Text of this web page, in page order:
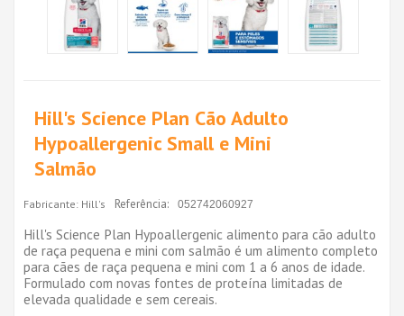
Hill's Science Plan Cão Adulto
Hypoallergenic Small e Mini
Salmão
Fabricante: Hill's Referência: 052742060927
Hill's Science Plan Hypoallergenic alimento para cão adulto
de raça pequena e mini com salmão é um alimento completo
para cães de raça pequena e mini com 1 a 6 anos de idade.
Formulado com novas fontes de proteína limitadas de
elevada qualidade e sem cereais.